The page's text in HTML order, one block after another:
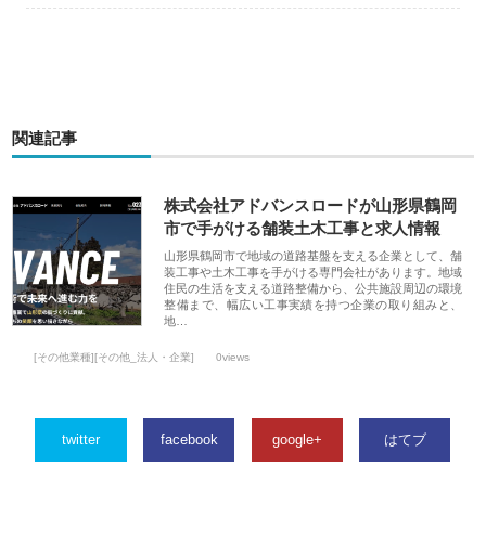
関連記事
株式会社アドバンスロードが山形県鶴岡
市で手がける舗装土木工事と求人情報
山形県鶴岡市で地域の道路基盤を支える企業として、舗
装工事や土木工事を手がける専門会社があります。地域
住民の生活を支える道路整備から、公共施設周辺の環境
整備まで、幅広い工事実績を持つ企業の取り組みと、
地…
[その他業種][その他_法人・企業] 0views
twitter facebook google+ はてブ